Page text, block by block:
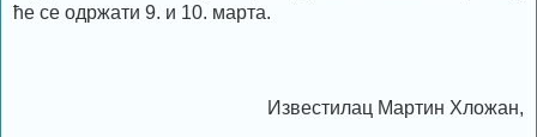
ће се одржати 9. и 10. марта.
Известилац Мартин Хложан,